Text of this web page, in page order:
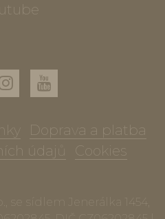
Doprava a platba
údajů
Cookies
se sídlem Jenerálka 1454,